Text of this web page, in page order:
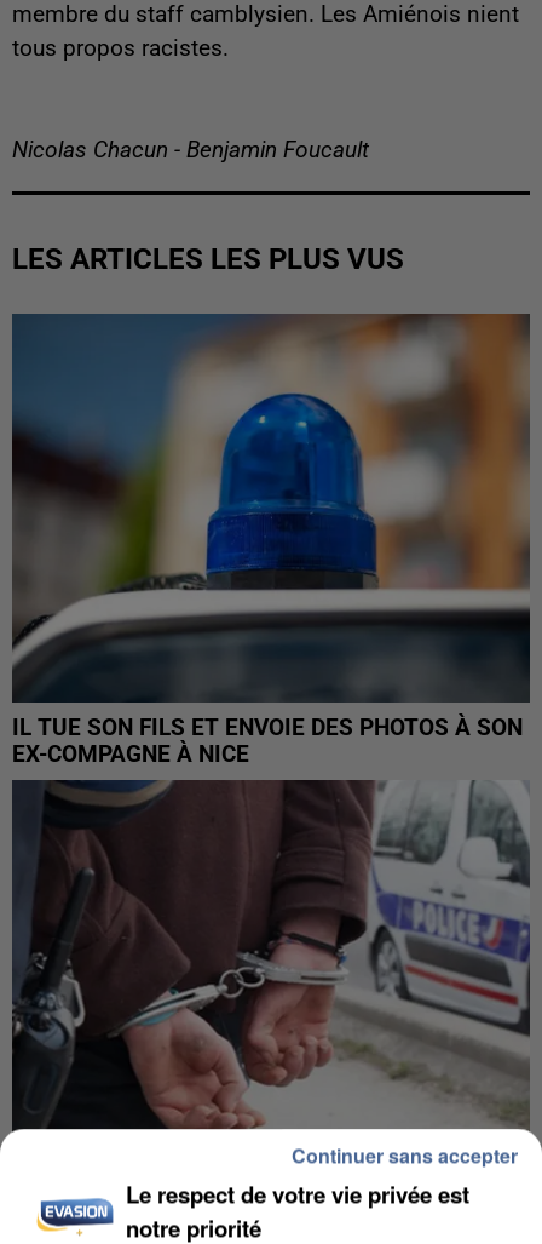
membre du staff camblysien. Les Amiénois nient
tous propos racistes.
Nicolas Chacun - Benjamin Foucault
LES ARTICLES LES PLUS VUS
IL TUE SON FILS ET ENVOIE DES PHOTOS À SON
EX-COMPAGNE À NICE
L’UN DES FONDATEURS SUPPOSÉS DE LA DZ
MAFIA INTERPELLÉ EN ALGÉRIE
Le respect de votre vie privée est
notre priorité
Continuer sans accepter